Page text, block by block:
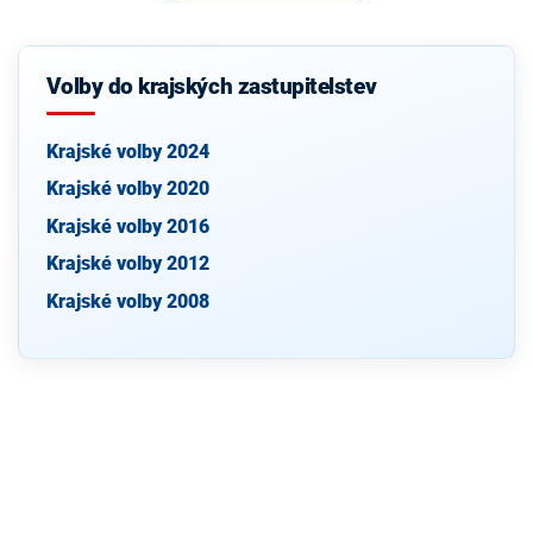
Volby do krajských zastupitelstev
Krajské volby 2024
Krajské volby 2020
Krajské volby 2016
Krajské volby 2012
Krajské volby 2008